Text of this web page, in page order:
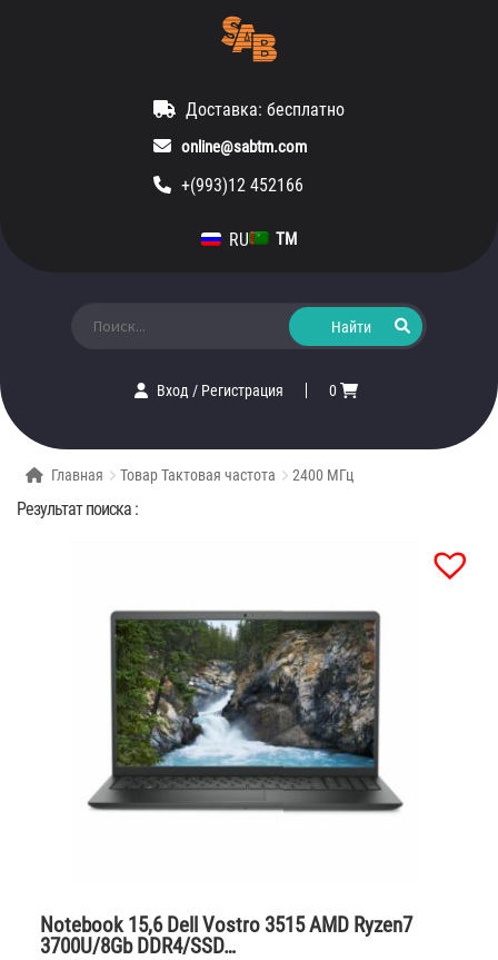
Доставка: бесплатно
online@sabtm.com
+(993)12 452166
RU TM
Вход/ Регистрация 0
Главная Товар Тактовая частота 2400 МГц
Результат поиска :
Notebook 15,6 Dell Vostro 3515 AMD Ryzen7
3700U/8Gb DDR4/SSD…